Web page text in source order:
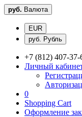
руб. Валюта
EUR
руб. Рубль
+7 (812) 407-37-
Личный
0
Shopping Cart
Оформление